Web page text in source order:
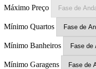
Máximo Preço
Mínimo Quartos
Mínimo Banheiros
Mínimo Garagens